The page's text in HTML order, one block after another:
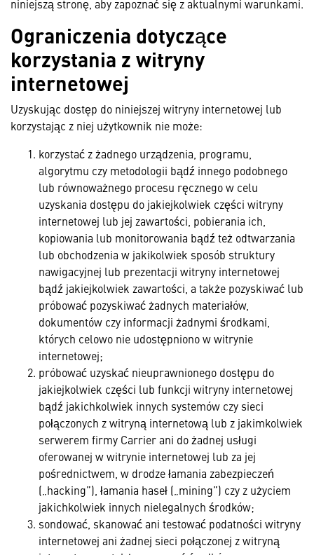
niniejszą stronę, aby zapoznać się z aktualnymi warunkami.
Ograniczenia dotyczące
korzystania z witryny
internetowej
Uzyskując dostęp do niniejszej witryny internetowej lub
korzystając z niej użytkownik nie może:
korzystać z żadnego urządzenia, programu,
algorytmu czy metodologii bądź innego podobnego
lub równoważnego procesu ręcznego w celu
uzyskania dostępu do jakiejkolwiek części witryny
internetowej lub jej zawartości, pobierania ich,
kopiowania lub monitorowania bądź też odtwarzania
lub obchodzenia w jakikolwiek sposób struktury
nawigacyjnej lub prezentacji witryny internetowej
bądź jakiejkolwiek zawartości, a także pozyskiwać lub
próbować pozyskiwać żadnych materiałów,
dokumentów czy informacji żadnymi środkami,
których celowo nie udostępniono w witrynie
internetowej;
próbować uzyskać nieuprawnionego dostępu do
jakiejkolwiek części lub funkcji witryny internetowej
bądź jakichkolwiek innych systemów czy sieci
połączonych z witryną internetową lub z jakimkolwiek
serwerem firmy Carrier ani do żadnej usługi
oferowanej w witrynie internetowej lub za jej
pośrednictwem, w drodze łamania zabezpieczeń
(„hacking”), łamania haseł („mining”) czy z użyciem
jakichkolwiek innych nielegalnych środków;
sondować, skanować ani testować podatności witryny
internetowej ani żadnej sieci połączonej z witryną